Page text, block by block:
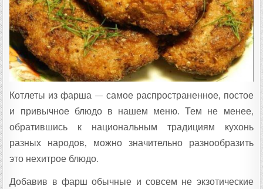
Котлеты из фарша — самое распространенное, постое
и привычное блюдо в нашем меню. Тем не менее,
обратившись к национальным традициям кухонь
разных народов, можно значительно разнообразить
это нехитрое блюдо.
Добавив в фарш обычные и совсем не экзотические